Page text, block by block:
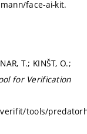
face-ai-kit.
T.; KINŠT, O.;
for Verification
tools/